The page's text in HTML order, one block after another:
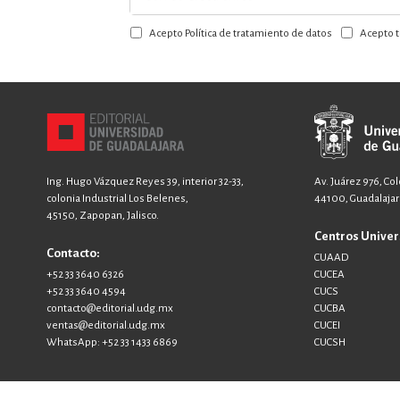
a
nuestroAcepto Política de tratamiento de datos Acepto
Ing. Hugo Vázquez Reyes 39, interior 32-33,
colonia Industrial Los Belenes,
45150, Zapopan, Jalisco.
Contacto:
+52 33 3640 6326
+52 33 3640 4594
contacto@editorial.udg.mx
ventas@editorial.udg.mx
WhatsApp: +52 33 1433 6869
Av. Juárez 976,
44100,
Centros
CUAAD
CUCEA
CUCS
CUCBA
CUCEI
CUCSH